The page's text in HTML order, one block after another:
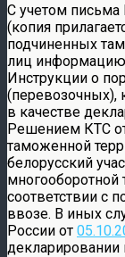
С учетом
(копия
подчиненных
лиц информацию
Инструкции о
(перевозочных),
в качестве
Решением КТС
таможенной
белорусский
соответствии с
ввозе. В иных
России от
декларировании